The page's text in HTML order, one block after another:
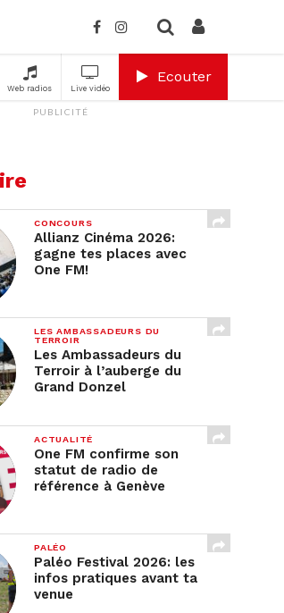
Web radios Live vidéo
Ecouter
PUBLICITÉ
CONCOURS
Allianz Cinéma 2026:
gagne tes places avec
One FM!
LES AMBASSADEURS DU
TERROIR
Les Ambassadeurs du
Terroir à l’auberge du
Grand Donzel
ACTUALITÉ
One FM confirme son
statut de radio de
référence à Genève
PALÉO
Paléo Festival 2026: les
infos pratiques avant ta
venue